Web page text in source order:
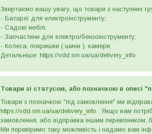
Звертаємо вашу увагу, що товари з наступних
- Батареї для електроінструменту;
- Садові меблі;
- Запчастини для електро/бензоінструменту;
- Колеса, покришки ( шини ), камери;
Детальніше: https://vdd.sm.ua/ua/delivery_info
Товари зі статусом, або позначкою в описі
Товари з позначкою "під замовлення" ми
https://vdd.sm.ua/ua/delivery_info . Якщо вам
замовлення, або відправка іншим перевізником,
Ми перевіримо таку можливість і надамо вам